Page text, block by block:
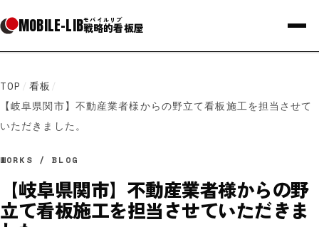
MOBILE-LIBモバイルリブ
戦略的看板屋
TOP / 看板 /
【岐阜県関市】不動産業者様からの野立て看板施工を担当させて
いただきました。
WORKS / BLOG
【岐阜県関市】不動産業者様からの野
立て看板施工を担当させていただきま